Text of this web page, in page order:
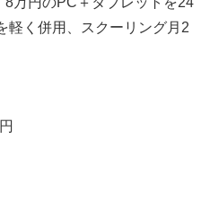
軽く併用、スクーリング月2